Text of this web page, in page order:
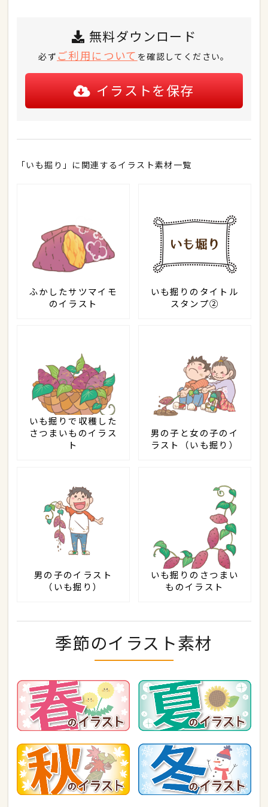
無料ダウンロード
必ず ご利用について を確認してください。
イラストを保存
「いも掘り」に関連するイラスト素材一覧
ふかしたサツマイモ
のイラスト
いも掘りのタイトル
スタンプ②
いも掘りで収穫した
さつまいものイラス
ト
男の子と女の子のイ
ラスト（いも掘り）
男の子のイラスト
（いも掘り）
いも掘りのさつまい
ものイラスト
季節のイラスト素材